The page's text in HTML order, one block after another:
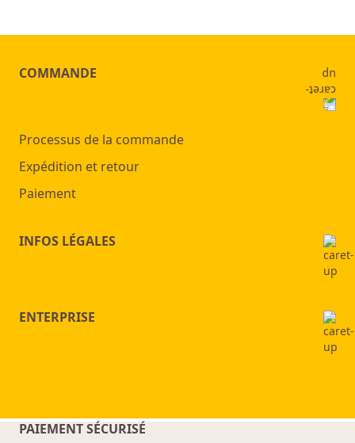
COMMANDE
Processus de la commande
Expédition et retour
Paiement
INFOS LÉGALES
ENTERPRISE
PAIEMENT SÉCURISÉ